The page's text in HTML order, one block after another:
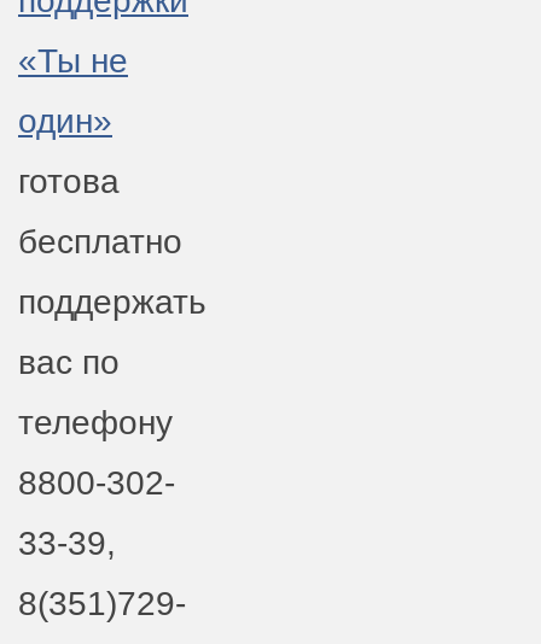
«Ты не
один»
готова
бесплатно
поддержать
вас по
телефону
8800-302-
33-39,
8(351)729-